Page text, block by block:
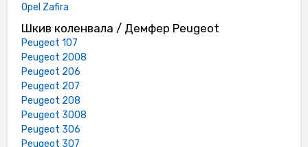
Opel Zafira
Шкив коленвала / Демфер Peugeot
Peugeot 107
Peugeot 2008
Peugeot 206
Peugeot 207
Peugeot 208
Peugeot 3008
Peugeot 306
Peugeot 307